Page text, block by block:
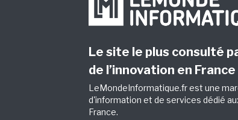
Le site le plus consulté
de l’innovation en France
LeMondeInformatique.fr est une
d'information et de services dédié
France.